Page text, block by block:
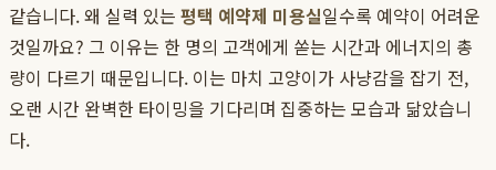
같습니다. 왜 실력 있는 평택 예약제 미용실일수록 예약이 어려운
것일까요? 그 이유는 한 명의 고객에게 쏟는 시간과 에너지의 총
량이 다르기 때문입니다. 이는 마치 고양이가 사냥감을 잡기 전,
오랜 시간 완벽한 타이밍을 기다리며 집중하는 모습과 닮았습니
다.